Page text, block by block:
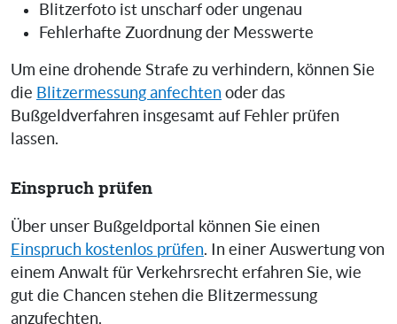
Blitzerfoto ist unscharf oder ungenau
Fehlerhafte Zuordnung der Messwerte
Um eine drohende Strafe zu verhindern, können Sie
die Blitzermessung anfechten oder das
Bußgeldverfahren insgesamt auf Fehler prüfen
lassen.
Einspruch prüfen
Über unser Bußgeldportal können Sie einen
Einspruch kostenlos prüfen. In einer Auswertung von
einem Anwalt für Verkehrsrecht erfahren Sie, wie
gut die Chancen stehen die Blitzermessung
anzufechten.